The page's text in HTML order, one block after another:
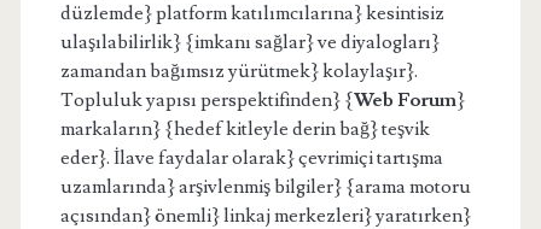
düzlemde} platform katılımcılarına} kesintisiz
ulaşılabilirlik} {imkanı sağlar} ve diyalogları}
zamandan bağımsız yürütmek} kolaylaşır}.
Topluluk yapısı perspektifinden} {Web Forum}
markaların} {hedef kitleyle derin bağ} teşvik
eder}. İlave faydalar olarak} çevrimiçi tartışma
uzamlarında} arşivlenmiş bilgiler} {arama motoru
açısından} önemli} linkaj merkezleri} yaratırken}